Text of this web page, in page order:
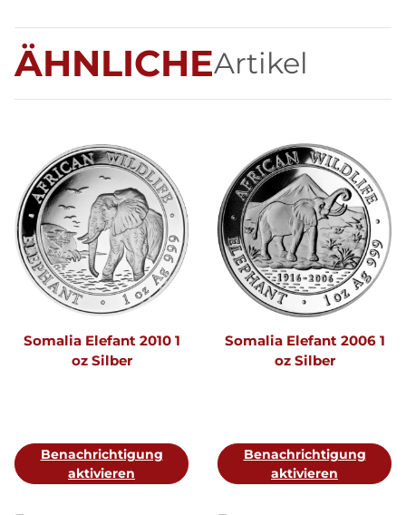
ÄHNLICHEArtikel
Somalia Elefant 2010 1
oz Silber
Benachrichtigung
aktivieren
Somalia Elefant 2006 1
oz Silber
Benachrichtigung
aktivieren